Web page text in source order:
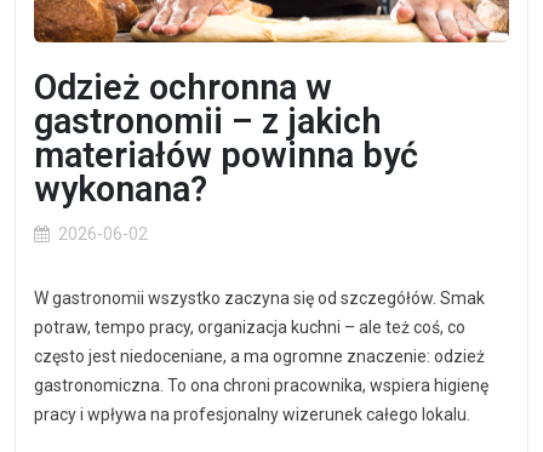
Odzież ochronna w
gastronomii – z jakich
materiałów powinna być
wykonana?
2026-06-02
W gastronomii wszystko zaczyna się od szczegółów. Smak
potraw, tempo pracy, organizacja kuchni – ale też coś, co
często jest niedoceniane, a ma ogromne znaczenie: odzież
gastronomiczna. To ona chroni pracownika, wspiera higienę
pracy i wpływa na profesjonalny wizerunek całego lokalu.